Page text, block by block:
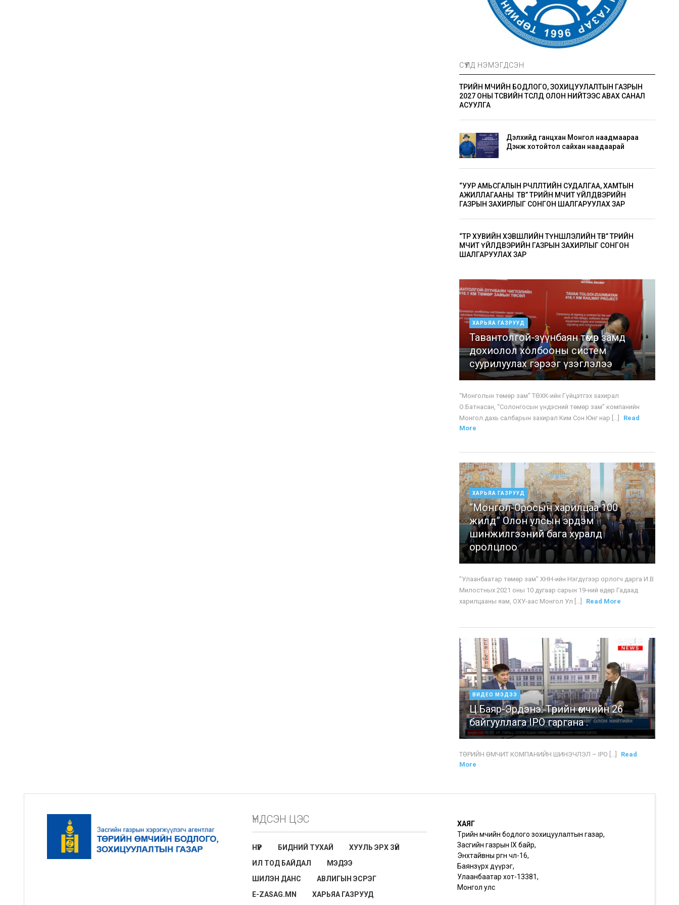
СҮҮЛД НЭМЭГДСЭН
ТӨРИЙН ӨМЧИЙН БОДЛОГО, ЗОХИЦУУЛАЛТЫН ГАЗРЫН
2027 ОНЫ ТӨСВИЙН ТӨСӨЛД ОЛОН НИЙТЭЭС АВАХ САНАЛ
АСУУЛГА
Дэлхийд ганцхан Монгол наадмаараа
Дэнж хотойтол сайхан наадаарай
“УУР АМЬСГАЛЫН ӨӨРЧЛӨЛТИЙН СУДАЛГАА, ХАМТЫН
АЖИЛЛАГААНЫ ТӨВ” ТӨРИЙН ӨМЧИТ ҮЙЛДВЭРИЙН
ГАЗРЫН ЗАХИРЛЫГ СОНГОН ШАЛГАРУУЛАХ ЗАР
“ТӨР ХУВИЙН ХЭВШЛИЙН ТҮНШЛЭЛИЙН ТӨВ” ТӨРИЙН
ӨМЧИТ ҮЙЛДВЭРИЙН ГАЗРЫН ЗАХИРЛЫГ СОНГОН
ШАЛГАРУУЛАХ ЗАР
ХАРЬЯА ГАЗРУУД
Тавантолгой-зүүнбаян төмөр замд
дохиолол холбооны систем
суурилуулах гэрээг үзэглэлээ
“Монголын төмөр зам” ТӨХК-ийн Гүйцэтгэх захирал
О.Батнасан, “Солонгосын үндэсний төмөр зам” компанийн
Монгол дахь салбарын захирал Ким Сон Юнг нар [...]
Read
More
ХАРЬЯА ГАЗРУУД
“Монгол-Оросын харилцаа 100
жилд” Олон улсын эрдэм
шинжилгээний бага хуралд
оролцлоо
"Улаанбаатар төмөр зам" ХНН-ийн Нэгдүгээр орлогч дарга И.В
Милостных 2021 оны 10 дугаар сарын 19-ний өдөр Гадаад
харилцааны яам, ОХУ-аас Монгол Ул [...]
Read More
ВИДЕО МЭДЭЭ
Ц.Баяр-Эрдэнэ: Төрийн өмчийн 26
байгууллага IPO гаргана .
ТӨРИЙН ӨМЧИТ КОМПАНИЙН ШИНЭЧЛЭЛ – IPO [...]
Read
More
ҮНДСЭН ЦЭС
НҮҮР БИДНИЙ ТУХАЙ
ХУУЛЬ ЭРХ ЗҮЙ
ИЛ ТОД БАЙДАЛ
МЭДЭЭ
ШИЛЭН ДАНС
АВЛИГЫН ЭСРЭГ
E-ZASAG.MN
ХАРЬЯА ГАЗРУУД
ХАЯГ
Төрийн өмчийн бодлого зохицуулалтын газар,
Засгийн газрын IX байр,
Энхтайвны өргөн чөлөө-16,
Баянзүрх дүүрэг,
Улаанбаатар хот-13381,
Монгол улс